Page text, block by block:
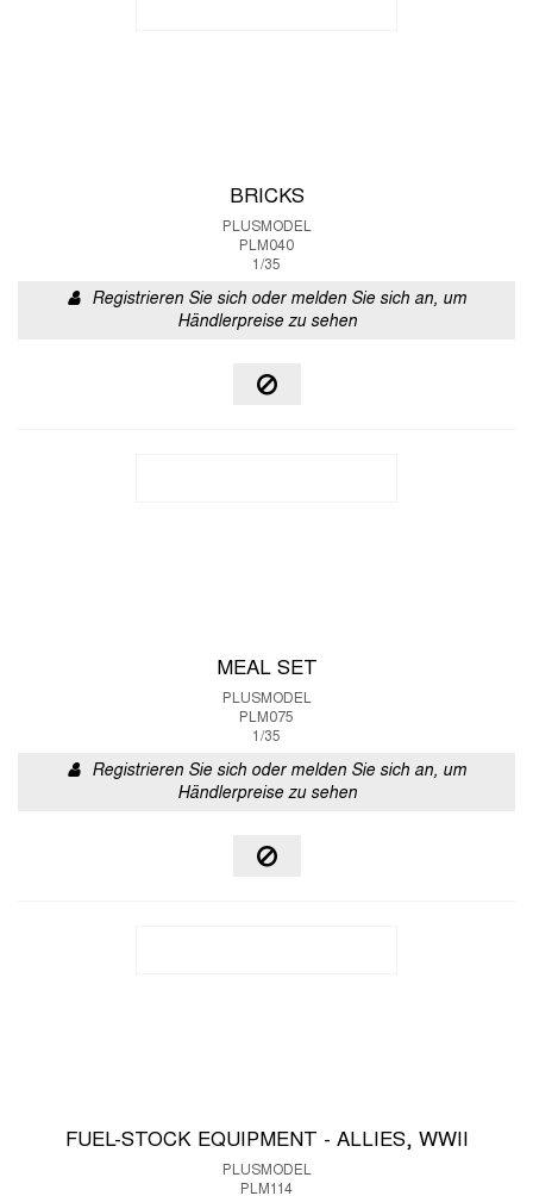
BRICKS
PLUSMODEL
PLM040
1/35
Registrieren Sie sich oder melden Sie sich an, um
Händlerpreise zu sehen
MEAL SET
PLUSMODEL
PLM075
1/35
Registrieren Sie sich oder melden Sie sich an, um
Händlerpreise zu sehen
FUEL-STOCK EQUIPMENT - ALLIES, WWII
PLUSMODEL
PLM114